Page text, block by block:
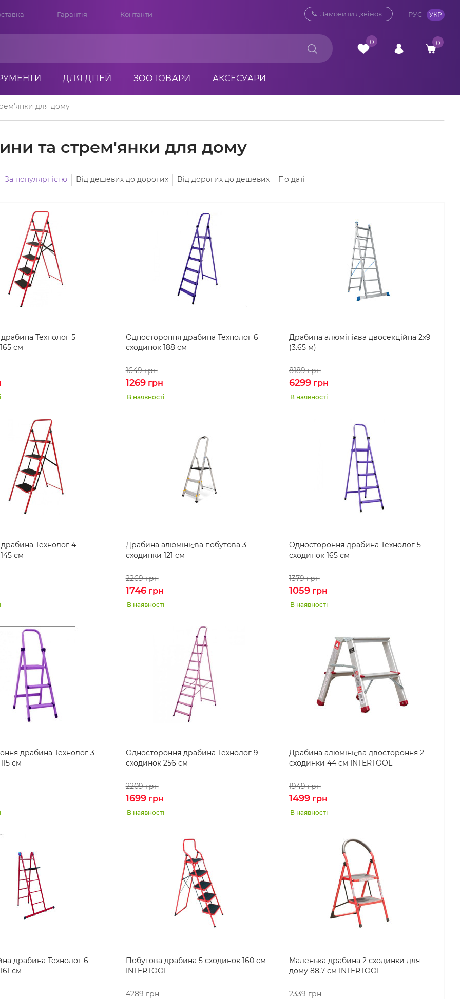
Гарантія Контакти 0 800 33 10 32
Замовити дзвінок РУС УКР
0 0
ДЛЯ ДІТЕЙ ЗООТОВАРИ АКСЕСУАРИ
для дому
та стрем'янки для дому
За популярністю Від дешевих до дорогих Від дорогих до дешевих По даті
Технолог 5
см
Одностороння драбина Технолог 6
сходинок 188 см
1649грн
1269грн
В наявності
Драбина алюмінієва двосекційна 2х9
(3.65 м)
8189грн
6299грн
В наявності
Технолог 4
см
Драбина алюмінієва побутова 3
сходинки 121 см
2269грн
1746грн
В наявності
Одностороння драбина Технолог 5
сходинок 165 см
1379грн
1059грн
В наявності
драбина Технолог 3
см
Одностороння драбина Технолог 9
сходинок 256 см
2209грн
1699грн
В наявності
Драбина алюмінієва двостороння 2
сходинки 44 см INTERTOOL
1949грн
1499грн
В наявності
драбина Технолог 6
см
Побутова драбина 5 сходинок 160 см
INTERTOOL
4289грн
Маленька драбина 2 сходинки для
дому 88.7 см INTERTOOL
2339грн